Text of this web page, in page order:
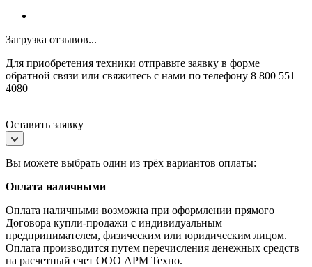
Загрузка отзывов...
Для приобретения техники отправьте заявку в форме
обратной связи или свяжитесь с нами по телефону 8 800 551
4080
Оставить заявку
Вы можете выбрать один из трёх вариантов оплаты:
Оплата наличными
Оплата наличными возможна при оформлении прямого
Договора купли-продажи с индивидуальным
предпринимателем, физическим или юридическим лицом.
Оплата производится путем перечисления денежных средств
на расчетный счет ООО АРМ Техно.